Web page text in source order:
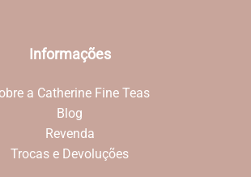
Informações
a Catherine Fine Teas
Blog
Revenda
Trocas e Devoluções